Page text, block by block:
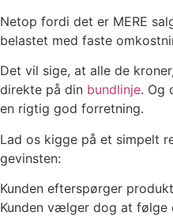
Netop fordi det er MERE
belastet med faste
Det vil sige, at alle de
direkte på din bundlinje. Og
en rigtig god forretning.
Lad os kigge på et simpelt
gevinsten:
Kunden efterspørger
Kunden vælger dog at følge